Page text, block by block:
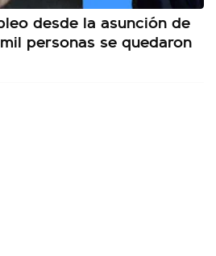
desde la asunción de
personas se quedaron